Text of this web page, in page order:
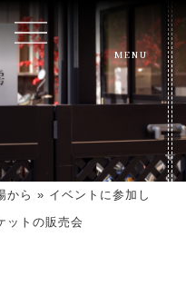
MENU
から » イベントに参加し
ットの販売会